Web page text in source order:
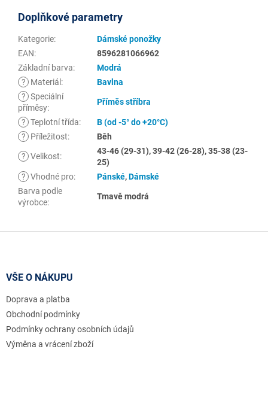
Doplňkové parametry
Kategorie:
Dámské ponožky
EAN:
8596281066962
Základní barva:
Modrá
?
Materiál :
Bavlna
? Speciální
příměsy:
Příměs stříbra
? Teplotní třída:
B (od -5° do +20°C)
?
Příležitost: Běh
? Velikost:
43-46 (29-31), 39-42 (26-28), 35-38 (23-
25)
? Vhodné pro: Pánské,Dámské
Barva podle
výrobce:
Tmavě modrá
VŠE O NÁKUPU
Doprava a platba
Obchodní podmínky
Podmínky ochrany osobních údajů
Výměna a vrácení zboží